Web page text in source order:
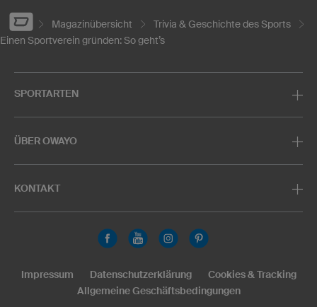
Magazinübersicht
Trivia & Geschichte des Sports
Einen Sportverein gründen: So geht’s
SPORTARTEN
ÜBER OWAYO
KONTAKT
Impressum Datenschutzerklärung
Cookies & Tracking
Allgemeine Geschäftsbedingungen